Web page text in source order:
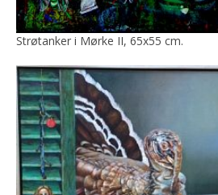
Strøtanker i Mørke II, 65x55 cm.